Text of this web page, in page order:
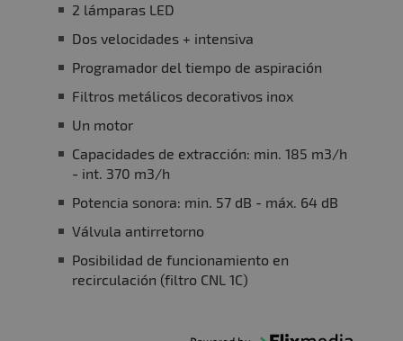
2 lámparas LED
Dos velocidades + intensiva
Programador del tiempo de aspiración
Filtros metálicos decorativos inox
Un motor
Capacidades de extracción: min. 185 m3/h
- int. 370 m3/h
Potencia sonora: min. 57 dB - máx. 64 dB
Válvula antirretorno
Posibilidad de funcionamiento en
recirculación (filtro CNL 1C)